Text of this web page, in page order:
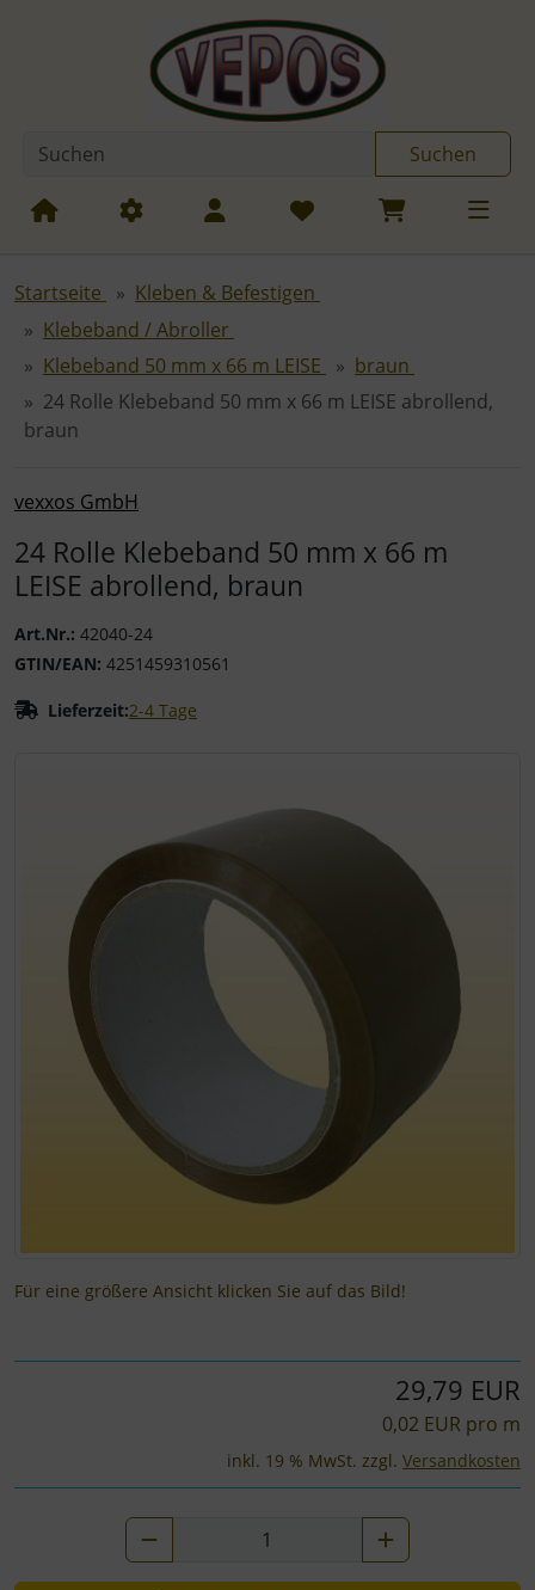
Sprungnavigation
Springe zum Inhalt Springe zur Navigation
Suchen
Startseite
Kleben & Befestigen
Klebeband / Abroller
Klebeband 50 mm x 66 m LEISE
braun
24 Rolle Klebeband 50 mm x 66 m LEISE abrollend,
braun
vexxos GmbH
24 Rolle Klebeband 50 mm x 66 m
LEISE abrollend, braun
Art.Nr.: 42040-24
GTIN/EAN: 4251459310561
Lieferzeit:2-4 Tage
Für eine größere Ansicht klicken Sie auf das Bild!
29,79 EUR
0,02 EUR pro m
inkl. 19 % MwSt. zzgl. Versandkosten